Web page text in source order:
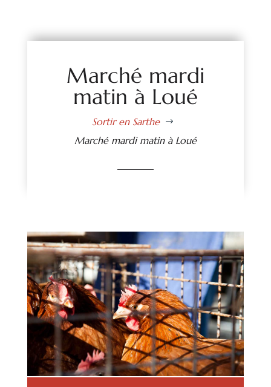
Marché mardi
matin à Loué
Sortir en Sarthe $
Marché mardi matin à Loué